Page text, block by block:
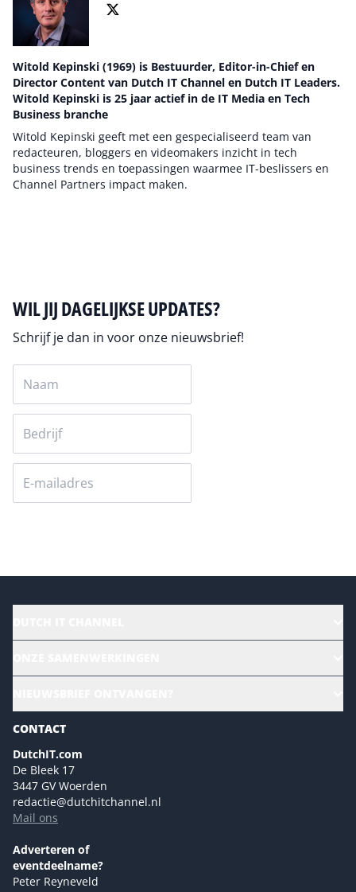
Witold Kepinski (1969) is Bestuurder, Editor-in-Chief en
Director Content van Dutch IT Channel en Dutch IT Leaders.
Witold Kepinski is 25 jaar actief in de IT Media en Tech
Business branche
Witold Kepinski geeft met een gespecialiseerd team van
redacteuren, bloggers en videomakers inzicht in tech
business trends en toepassingen waarmee IT-beslissers en
Channel Partners impact maken.
WIL JIJ DAGELIJKSE UPDATES?
Schrijf je dan in voor onze nieuwsbrief!
Magazines
Marketingmogelijkheden 2026
Eventmogelijkheden 2026
Advertising opportunities 2026 ENG
Event opportunities 2026 ENG
NL Digital
Versturen
CONTACT
DutchIT.com
De Bleek 17
3447 GV Woerden
redactie@dutchitchannel.nl
Mail ons
Adverteren of
eventdeelname?
Peter Reyneveld